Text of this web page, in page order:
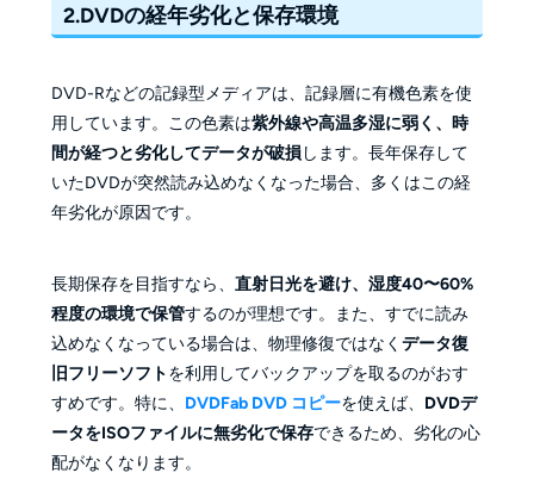
2.DVDの経年劣化と保存環境
DVD-Rなどの記録型メディアは、記録層に有機色素を使
用しています。この色素は紫外線や高温多湿に弱く、時
間が経つと劣化してデータが破損します。長年保存して
いたDVDが突然読み込めなくなった場合、多くはこの経
年劣化が原因です。
長期保存を目指すなら、 直射日光を避け、湿度40〜60%
程度の環境で保管するのが理想です。また、すでに読み
込めなくなっている場合は、物理修復ではなく データ復
旧フリーソフトを利用してバックアップを取るのがおす
すめです。特に、 DVDFab DVD コピーを使えば、 DVDデ
ータをISOファイルに無劣化で保存できるため、劣化の心
配がなくなります。